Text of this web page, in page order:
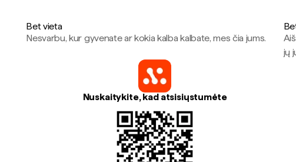
Bet vieta
Nesvarbu, kur gyvenate ar kokia kalba kalbate, mes čia jums.
jų
Nuskaitykite, kad atsisiųstumėte